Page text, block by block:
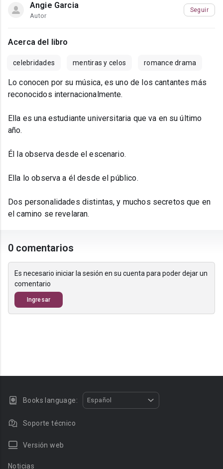
Angie Garcia
Autor
Seguir
Acerca del libro
celebridades mentiras y celos romance drama
Lo conocen por su música, es uno de los cantantes más
reconocidos internacionalmente.
Ella es una estudiante universitaria que va en su último
año.
Él la observa desde el escenario.
Ella lo observa a él desde el público.
Dos personalidades distintas, y muchos secretos que en
el camino se revelaran.
0 comentarios
Es necesario iniciar la sesión en su cuenta para poder dejar un
comentario
Ingresar
Books language: Español
Soporte técnico
Versión web
Noticias